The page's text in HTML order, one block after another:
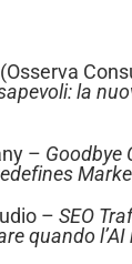
la
– Goodbye
– SEO
quando